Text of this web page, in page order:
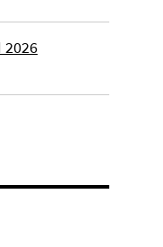
2026